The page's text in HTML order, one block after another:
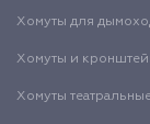
Хомуты для
Хомуты и
Хомуты